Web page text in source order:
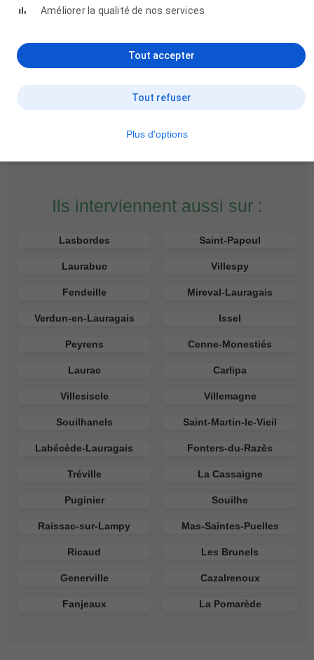
Ils interviennent aussi sur :
Lasbordes Saint-Papoul
Laurabuc Villespy
Fendeille Mireval-Lauragais
Verdun-en-Lauragais Issel
Peyrens Cenne-Monestiés
Laurac Carlipa
Villesiscle Villemagne
Souilhanels Saint-Martin-le-Vieil
Labécède-Lauragais Fonters-du-Razès
Tréville La Cassaigne
Puginier Souilhe
Raissac-sur-Lampy Mas-Saintes-Puelles
Ricaud Les Brunels
Generville Cazalrenoux
Fanjeaux La Pomarède
Améliorer la qualité de nos services
Tout refuser
Tout accepter
Plus d'options